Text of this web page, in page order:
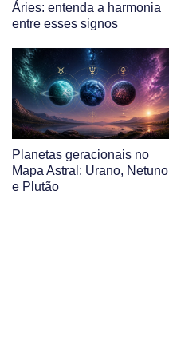
Áries: entenda a harmonia
entre esses signos
Planetas geracionais no
Mapa Astral: Urano, Netuno
e Plutão